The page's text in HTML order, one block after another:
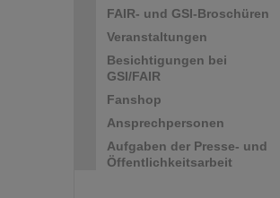
FAIR- und GSI-Broschüren
Veranstaltungen
Besichtigungen bei
GSI/FAIR
Fanshop
Ansprechpersonen
Aufgaben der Presse- und
Öffentlichkeitsarbeit